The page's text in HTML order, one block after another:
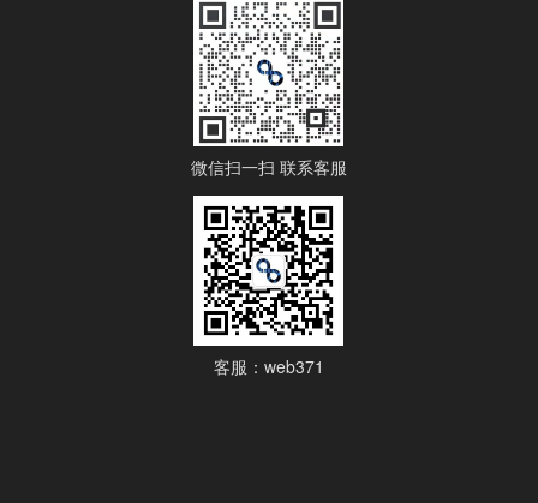
微信扫一扫 联系客服
客服：web371